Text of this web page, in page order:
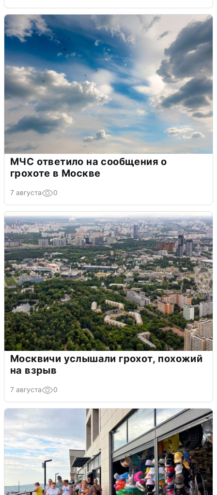
МЧС ответило на сообщения о
грохоте в Москве
7 августа 0
Москвичи услышали грохот, похожий
на взрыв
7 августа 0